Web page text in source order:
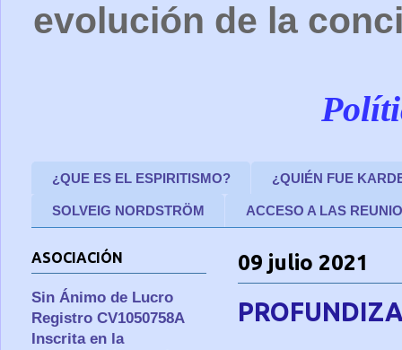
evolución de la
¿QUE ES EL ESPIRITISMO? ¿QUIÉN FUE
SOLVEIG NORDSTRÖM ACCESO A LAS
09 julio 2021
ASOCIACIÓN
Sin Ánimo de Lucro
Registro CV1050758A
Inscrita en la